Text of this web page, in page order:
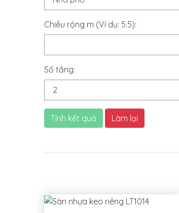
Chiều rộng m (Ví dụ: 5.5):
Số tầng:
Tính kết quả Làm lại